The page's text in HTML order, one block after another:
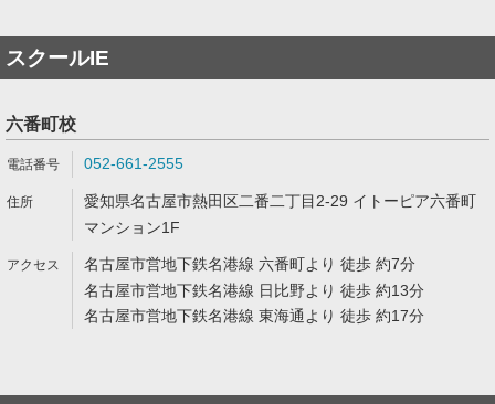
スクールIE
六番町校
052-661-2555
愛知県名古屋市熱田区二番二丁目2-29 イトーピア六番町
マンション1F
名古屋市営地下鉄名港線 六番町より 徒歩 約7分
名古屋市営地下鉄名港線 日比野より 徒歩 約13分
名古屋市営地下鉄名港線 東海通より 徒歩 約17分